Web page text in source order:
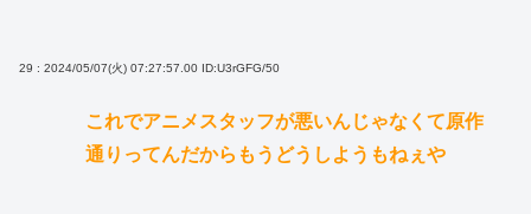
29 : 2024/05/07(火) 07:27:57.00 ID:U3rGFG/50
これでアニメスタッフが悪いんじゃなくて原作
通りってんだからもうどうしようもねぇや